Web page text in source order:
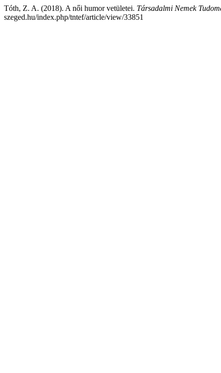
Tóth, Z. A. (2018). A női humor vetületei. Társadalmi Nemek
szeged.hu/index.php/tntef/article/view/33851